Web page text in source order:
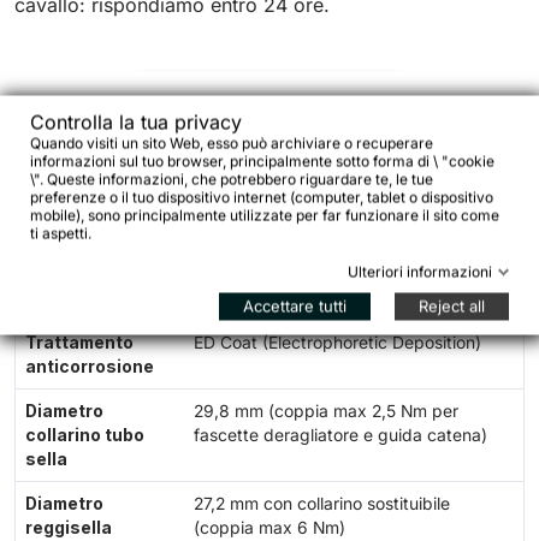
cavallo: rispondiamo entro 24 ore.
Specifiche tecniche – Telaio
Materiale
Acciaio Ritchey WCS Logic a triplo
spessore, trattato termicamente, saldato
Dritto 1-1/8", forgiato e lavorato
Trattamento
anticorrosione
ED Coat (Electrophoretic Deposition)
Diametro
collarino tubo
sella
29,8 mm (coppia max 2,5 Nm per
fascette deragliatore e guida catena)
Diametro
reggisella
27,2 mm con collarino sostituibile
(coppia max 6 Nm)
Controlla la tua privacy
Quando visiti un sito Web, esso può archiviare o recuperare
informazioni sul tuo browser, principalmente sotto forma di \ "cookie
\". Queste informazioni, che potrebbero riguardare te, le tue
preferenze o il tuo dispositivo internet (computer, tablet o dispositivo
mobile), sono principalmente utilizzate per far funzionare il sito come
ti aspetti.
Ulteriori informazioni
Accettare tutti Reject all